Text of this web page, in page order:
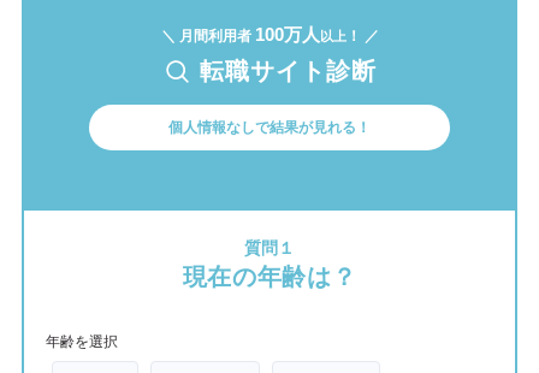
＼ 月間利用者 100万人 以上！ ／
転職サイト診断
個人情報なしで結果が見れる！
質問１
現在の年齢は？
年齢を選択